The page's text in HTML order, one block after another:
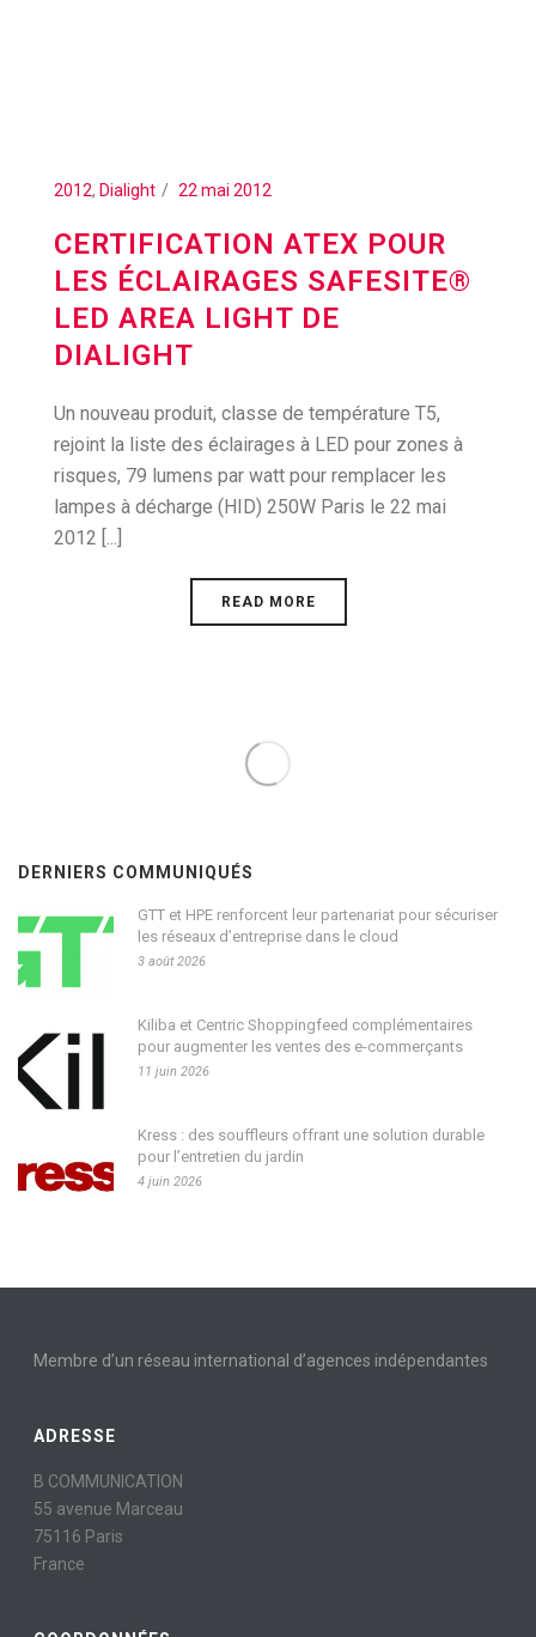
2012, Dialight 22 mai 2012
CERTIFICATION ATEX POUR
LES ÉCLAIRAGES SAFESITE®
LED AREA LIGHT DE
DIALIGHT
Un nouveau produit, classe de température T5,
rejoint la liste des éclairages à LED pour zones à
risques, 79 lumens par watt pour remplacer les
lampes à décharge (HID) 250W Paris le 22 mai
2012 [...]
READ MORE
2012,Dialight 2 mai 2012
L’ÉCLAIRAGE LED S’INVITE
LONDRES 2012
Les éclairages à LED Dialight choisis pour
illuminer la logistique du centre de congrès
international ExCeL.London Paris le 2 mai 2012
Dialight, leader mondial dans la technologie